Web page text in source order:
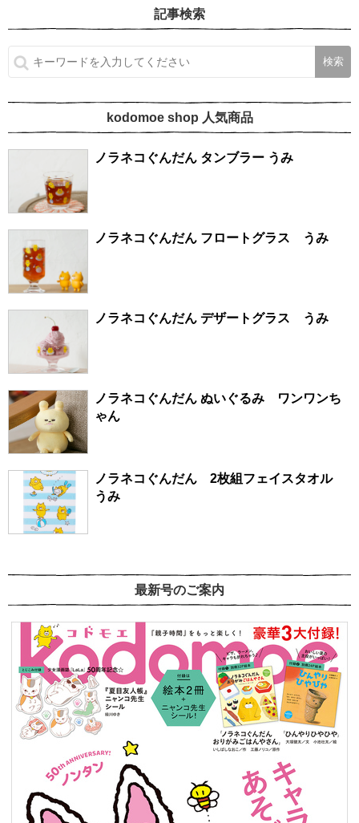
記事検索
kodomoe shop 人気商品
ノラネコぐんだん タンブラー うみ
ノラネコぐんだん フロートグラス うみ
ノラネコぐんだん デザートグラス うみ
ノラネコぐんだん ぬいぐるみ ワンワンち
ゃん
ノラネコぐんだん 2枚組フェイスタオル
うみ
最新号のご案内